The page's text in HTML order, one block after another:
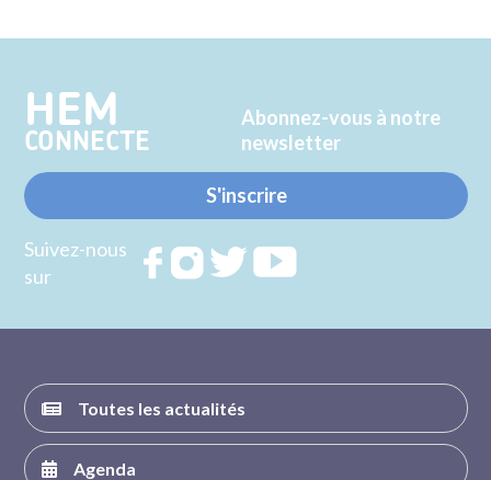
Twitter
Facebook
HEM
CONNECTE
Abonnez-vous à notre
newsletter
S'inscrire
Suivez-nous
sur
RejoignezRejoignezRejoignez
Toutes les actualités
Agenda